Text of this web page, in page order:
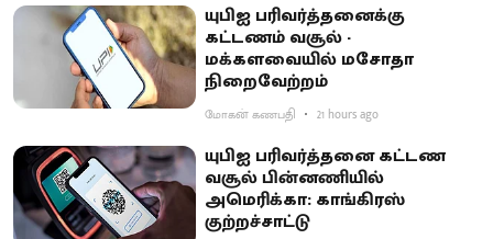
யுபிஐ பரிவர்த்தனைக்கு
கட்டணம் வசூல் -
மக்களவையில் மசோதா
நிறைவேற்றம்
மோகன் கணபதி 21 hours ago
யுபிஐ பரிவர்த்தனை கட்டண
வசூல் பின்னணியில்
அமெரிக்கா: காங்கிரஸ்
குற்றச்சாட்டு